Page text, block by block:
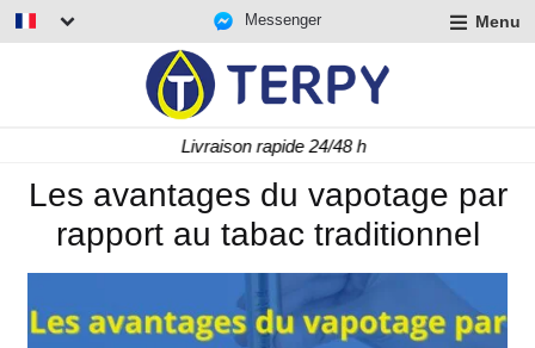
Messenger Menu
Livraison rapide 24/48 h
Les avantages du vapotage par
rapport au tabac traditionnel